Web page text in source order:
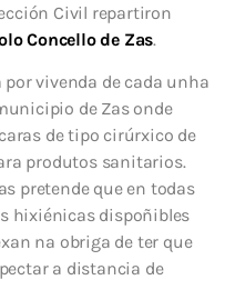
Civil repartiron
Concello de Zas.
vivenda de cada unha
de Zas onde
de tipo cirúrxico de
produtos sanitarios.
pretende que en todas
hixiénicas dispoñibles
na obriga de ter que
a distancia de